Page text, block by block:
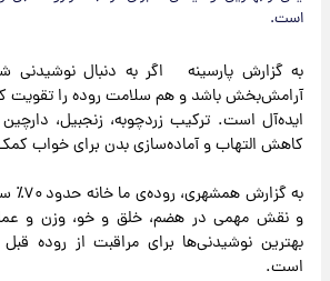
است.
به گزارش پارسینه اگر به دنبال نوشیدنی
آرامش‌بخش باشد و هم سلامت روده را تقویت
ایده‌آل است. ترکیب زردچوبه، زنجبیل،
کاهش التهاب و آماده‌سازی بدن برای خواب
به
و نقش مهمی در هضم، خلق و خو، وزن و
بهترین نوشیدنی‌ها برای مراقبت از روده
است.